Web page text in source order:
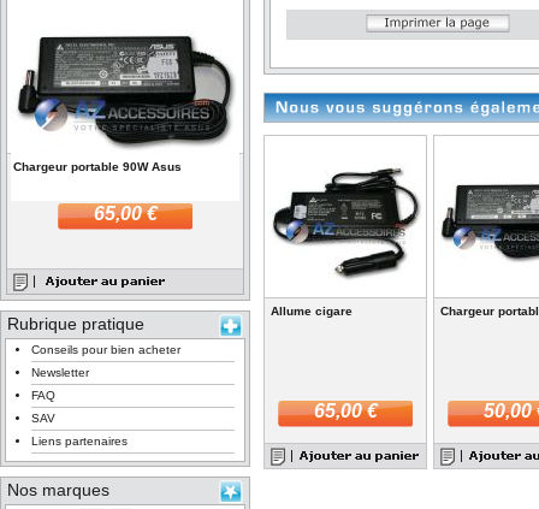
Chargeur portable 90W Asus
65,00 €
Rubrique pratique
Conseils pour bien acheter
Newsletter
FAQ
SAV
Liens partenaires
Nos marques
Allume cigare
65,00 €
Chargeur
50,00